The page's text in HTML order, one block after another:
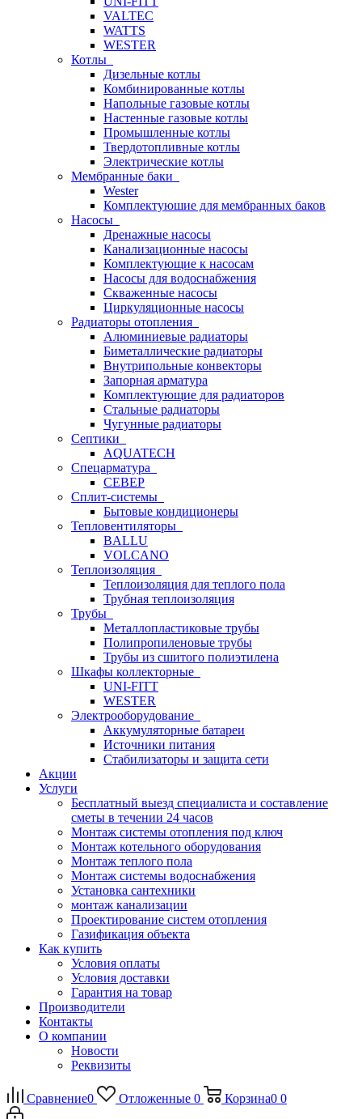
VALTEC
WATTS
WESTER
Котлы
Дизельные котлы
Комбинированные котлы
Напольные газовые котлы
Настенные газовые котлы
Промышленные котлы
Твердотопливные котлы
Электрические котлы
Мембранные баки
Wester
Комплектуюшие для мембранных баков
Насосы
Дренажные насосы
Канализационные насосы
Комплектующие к насосам
Насосы для водоснабжения
Скваженные насосы
Циркуляционные насосы
Радиаторы отопления
Алюминиевые радиаторы
Биметаллические радиаторы
Внутрипольные конвекторы
Запорная арматура
Комплектующие для радиаторов
Стальные радиаторы
Чугунные радиаторы
Септики
AQUATECH
Спецарматура
СЕВЕР
Сплит-системы
Бытовые кондиционеры
Тепловентиляторы
BALLU
VOLCANO
Теплоизоляция
Теплоизоляция для теплого пола
Трубная теплоизоляция
Трубы
Металлопластиковые трубы
Полипропиленовые трубы
Трубы из сшитого полиэтилена
Шкафы коллекторные
UNI-FITT
WESTER
Электрооборудование
Аккумуляторные батареи
Источники питания
Стабилизаторы и защита сети
Акции
Услуги
Бесплатный выезд специалиста и составление
сметы в течении 24 часов
Монтаж системы отопления под ключ
Монтаж котельного оборудования
Монтаж теплого пола
Монтаж системы водоснабжения
Установка сантехники
монтаж канализации
Проектирование систем отопления
Газификация объекта
Как купить
Условия оплаты
Условия доставки
Гарантия на товар
Производители
Контакты
О компании
Новости
Реквизиты
Сравнение0 Отложенные 0 Корзина0 0